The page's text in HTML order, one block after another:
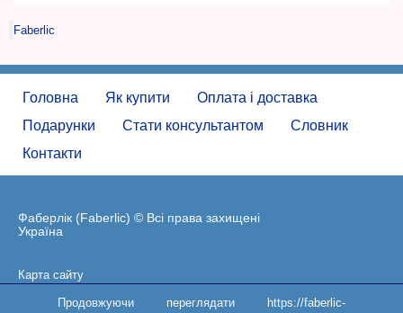
Faberlic
Головна Як купити
Оплата і доставка
Подарунки
Стати консультантом
Словник
Контакти
Фаберлік (Faberlic) © Всі права захищені
Україна
Карта сайту
Продовжуючи переглядати https://faberlic-